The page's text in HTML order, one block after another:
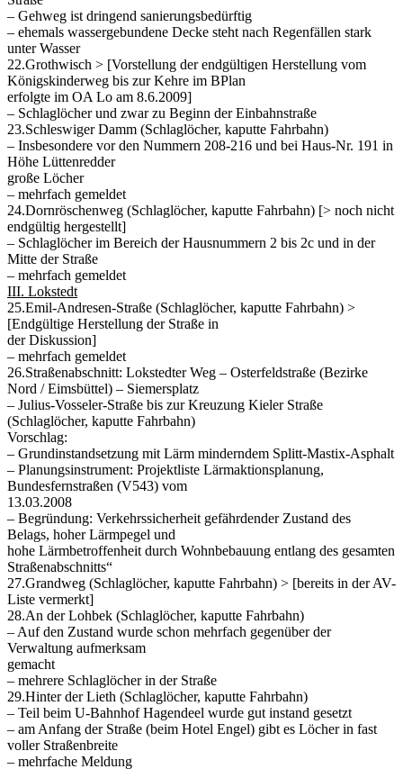
– Gehweg ist dringend sanierungsbedürftig
– ehemals wassergebundene Decke steht nach Regenfällen stark
unter Wasser
22.Grothwisch > [Vorstellung der endgültigen Herstellung vom
Königskinderweg bis zur Kehre im BPlan
erfolgte im OA Lo am 8.6.2009]
– Schlaglöcher und zwar zu Beginn der Einbahnstraße
23.Schleswiger Damm (Schlaglöcher, kaputte Fahrbahn)
– Insbesondere vor den Nummern 208-216 und bei Haus-Nr. 191 in
Höhe Lüttenredder
große Löcher
– mehrfach gemeldet
24.Dornröschenweg (Schlaglöcher, kaputte Fahrbahn) [> noch nicht
endgültig hergestellt]
– Schlaglöcher im Bereich der Hausnummern 2 bis 2c und in der
Mitte der Straße
– mehrfach gemeldet
III. Lokstedt
25.Emil-Andresen-Straße (Schlaglöcher, kaputte Fahrbahn) >
[Endgültige Herstellung der Straße in
der Diskussion]
– mehrfach gemeldet
26.Straßenabschnitt: Lokstedter Weg – Osterfeldstraße (Bezirke
Nord / Eimsbüttel) – Siemersplatz
– Julius-Vosseler-Straße bis zur Kreuzung Kieler Straße
(Schlaglöcher, kaputte Fahrbahn)
Vorschlag:
– Grundinstandsetzung mit Lärm minderndem Splitt-Mastix-Asphalt
– Planungsinstrument: Projektliste Lärmaktionsplanung,
Bundesfernstraßen (V543) vom
13.03.2008
– Begründung: Verkehrssicherheit gefährdender Zustand des
Belags, hoher Lärmpegel und
hohe Lärmbetroffenheit durch Wohnbebauung entlang des gesamten
Straßenabschnitts“
27.Grandweg (Schlaglöcher, kaputte Fahrbahn) > [bereits in der AV-
Liste vermerkt]
28.An der Lohbek (Schlaglöcher, kaputte Fahrbahn)
– Auf den Zustand wurde schon mehrfach gegenüber der
Verwaltung aufmerksam
gemacht
– mehrere Schlaglöcher in der Straße
29.Hinter der Lieth (Schlaglöcher, kaputte Fahrbahn)
– Teil beim U-Bahnhof Hagendeel wurde gut instand gesetzt
– am Anfang der Straße (beim Hotel Engel) gibt es Löcher in fast
voller Straßenbreite
– mehrfache Meldung